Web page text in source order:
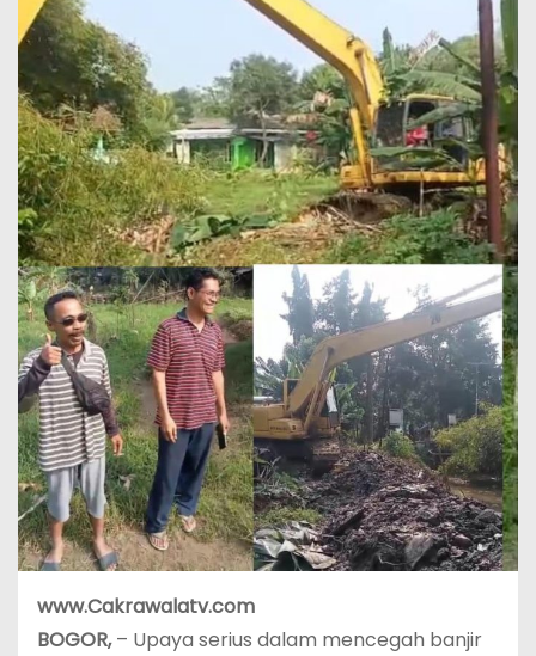
www.Cakrawalatv.com
BOGOR,– Upaya serius dalam mencegah banjir